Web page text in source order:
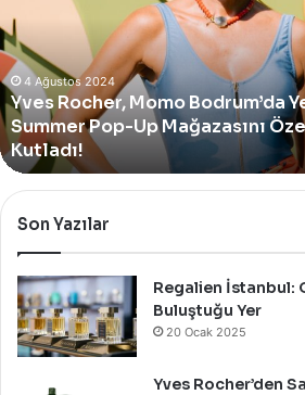
Bodrum’da
Yer
Alan
Yeni
Summer
Pop-
Up
Mağazasını
Özel
Bir
Kutladı!
4 Ağustos 2024
Yves Rocher, Momo Bodrum’da
Summer Pop-Up Mağazasını
Kutladı!
Son Yazılar
Regalien İstanbul:
Buluştuğu Yer
20 Ocak 2025
Yves Rocher’den